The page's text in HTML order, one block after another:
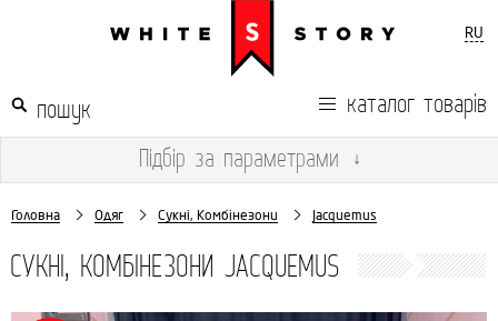
RU
каталог товарів
Підбір за параметрами ↓
Головна Одяг Сукні, Комбінезони Jacquemus
СУКНІ, КОМБІНЕЗОНИ JACQUEMUS